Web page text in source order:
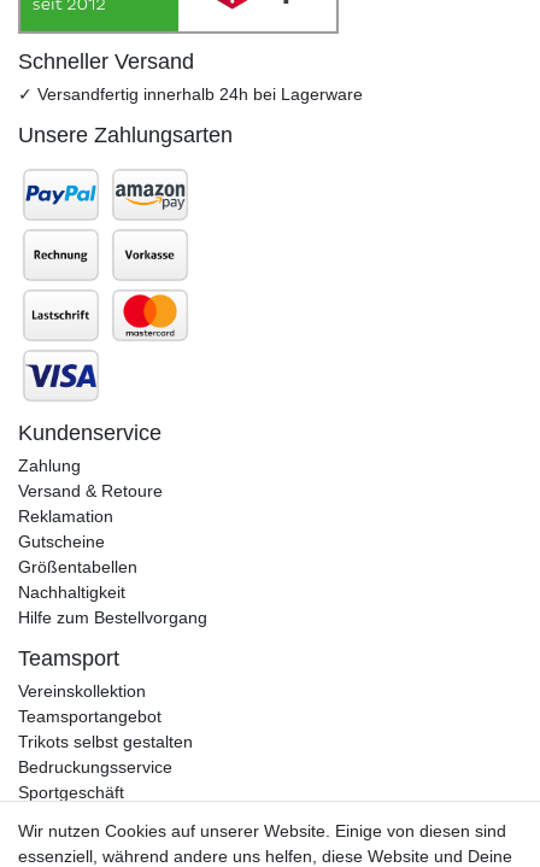
Schneller Versand
✓ Versandfertig innerhalb 24h bei Lagerware
Unsere Zahlungsarten
Kundenservice
Zahlung
Versand & Retoure
Reklamation
Gutscheine
Größentabellen
Nachhaltigkeit
Hilfe zum Bestellvorgang
Teamsport
Vereinskollektion
Teamsportangebot
Trikots selbst gestalten
Bedruckungsservice
Sportgeschäft
Wir nutzen Cookies auf unserer Website. Einige von diesen sind
essenziell, während andere uns helfen, diese Website und Deine